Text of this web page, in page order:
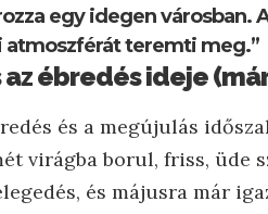
egy idegen városban.
atmoszférát teremti meg.”
az ébredés ideje
és a megújulás
virágba borul, friss, üde
és májusra már